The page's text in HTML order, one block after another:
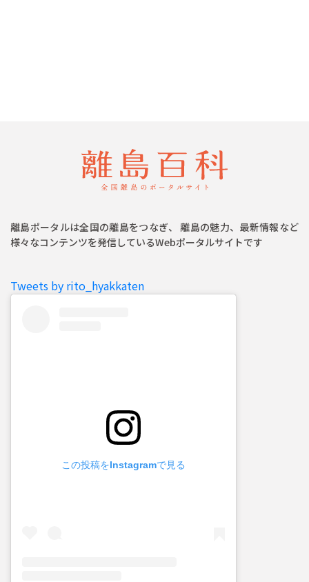
離島ポータルは全国の離島をつなぎ、 離島の魅力、最新情報など
様々なコンテンツを発信しているWebポータルサイトです
Tweets by rito_hyakkaten
この投稿をInstagramで見る